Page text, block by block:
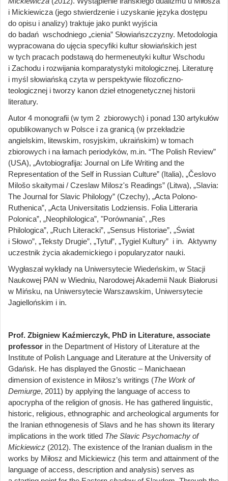
i Mickiewicza (jego stwierdzenie i uzyskanie języka dostępu
do opisu i analizy) traktuje jako punkt wyjścia
do badań wschodniego „cienia” Słowiańszczyzny. Metodologia
wypracowana do ujęcia specyfiki kultur słowiańskich jest
w tych pracach podstawą do hermeneutyki kultur Wschodu
i Zachodu i rozwijania komparatystyki mitologicznej. Literaturę
i myśl słowiańską czyta w perspektywie filozoficzno-
teologicznej i tworzy kanon dzieł etnogenetycznej historii
literatury.
Autor 4 monografii (w tym 2 zbiorowych) i ponad 130 artykułów
opublikowanych w Polsce i za granicą (w przekładzie
angielskim, litewskim, rosyjskim, ukraińskim) w tomach
zbiorowych i na łamach periodyków, m.in. “The Polish Review”
(USA), „Avtobiografija: Journal on Life Writing and the
Representation of the Self in Russian Culture” (Italia), „Česlovo
Milošo skaitymai / Czeslaw Milosz's Readings” (Litwa), „Slavia:
The Journal for Slavic Philology” (Czechy), „Acta Polono-
Ruthenica”, „Acta Universitatis Lodziensis. Folia Litteraria
Polonica”, „Neophilologica”, "Porównania", „Res
Philologica”, „Ruch Literacki”, „Sensus Historiae”, „Świat
i Słowo”, „Teksty Drugie”, „Tytuł”, „Tygiel Kultury” i in. Aktywny
uczestnik życia akademickiego i popularyzator nauki.
Wygłaszał wykłady na Uniwersytecie Wiedeńskim, w Stacji
Naukowej PAN w Wiedniu, Narodowej Akademii Nauk Białorusi
w Mińsku, na Uniwersytecie Warszawskim, Uniwersytecie
Jagiellońskim i in.
Prof. Zbigniew Kaźmierczyk, PhD in Literature, associate
professor in the Department of History of Literature at the
Institute of Polish Language and Literature at the University of
Gdańsk. He has displayed the Gnostic – Manichaean
dimension of existence in Miłosz’s writings (The Work of
Demiurge, 2011) by applying the language of access to
apocrypha of the religion of gnosis. He has gathered linguistic,
historic, religious, ethnographic and archeological arguments for
the Iranian ethnogenesis of Slavs and he has shown its literary
implications in the work titled The Slavic Psychomachy of
Mickiewicz (2012). The existence of the Iranian dualism in the
works by Miłosz and Mickiewicz (his term and attainment of the
language of access, description and analysis) serves as